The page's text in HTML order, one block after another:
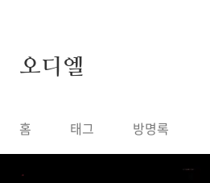
오디엘
홈 태그 방명록